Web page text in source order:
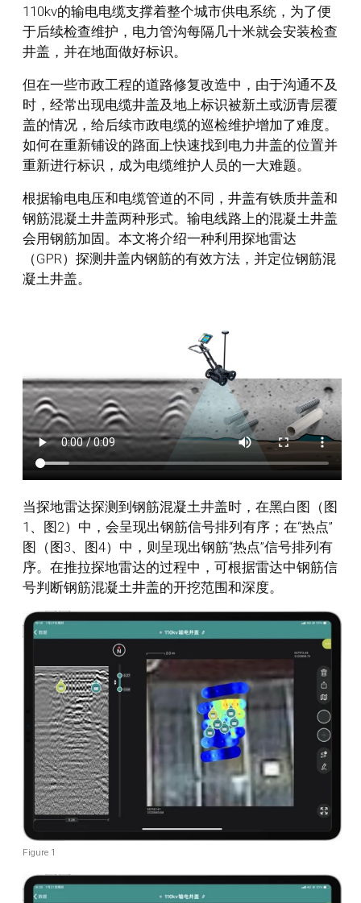
110kv的输电电缆支撑着整个城市供电系统，为了便
于后续检查维护，电力管沟每隔几十米就会安装检查
井盖，并在地面做好标识。
但在一些市政工程的道路修复改造中，由于沟通不及
时，经常出现电缆井盖及地上标识被新土或沥青层覆
盖的情况，给后续市政电缆的巡检维护增加了难度。
如何在重新铺设的路面上快速找到电力井盖的位置并
重新进行标识，成为电缆维护人员的一大难题。
根据输电电压和电缆管道的不同，井盖有铁质井盖和
钢筋混凝土井盖两种形式。输电线路上的混凝土井盖
会用钢筋加固。本文将介绍一种利用探地雷达
（GPR）探测井盖内钢筋的有效方法，并定位钢筋混
凝土井盖。
当探地雷达探测到钢筋混凝土井盖时，在黑白图（图
1、图2）中，会呈现出钢筋信号排列有序；在“热点”
图（图3、图4）中，则呈现出钢筋“热点”信号排列有
序。在推拉探地雷达的过程中，可根据雷达中钢筋信
号判断钢筋混凝土井盖的开挖范围和深度。
Figure 1